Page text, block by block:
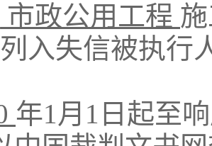
市政公用工程
入失信被执行
年1月1日起至